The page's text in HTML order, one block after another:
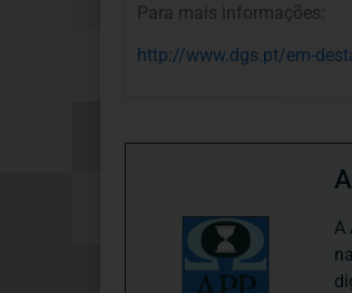
Para mais informações:
http://www.dgs.pt/em-
A